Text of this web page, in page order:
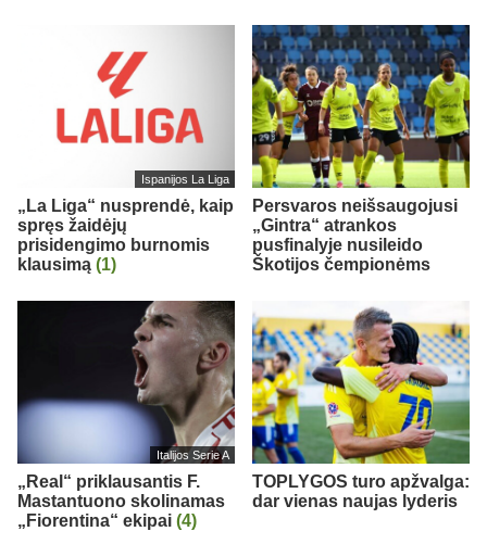
Ispanijos La Liga
„La Liga“ nusprendė, kaip
spręs žaidėjų
prisidengimo burnomis
klausimą (1)
Persvaros neišsaugojusi
„Gintra“ atrankos
pusfinalyje nusileido
Škotijos čempionėms
Italijos Serie A
„Real“ priklausantis F.
Mastantuono skolinamas
„Fiorentina“ ekipai (4)
TOPLYGOS turo apžvalga:
dar vienas naujas lyderis